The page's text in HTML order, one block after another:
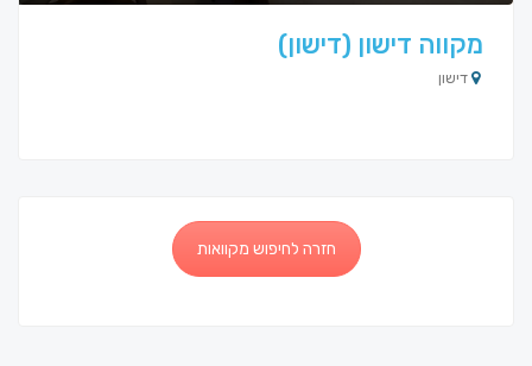
מקווה דישון (דישון)
דישון
חזרה לחיפוש מקוואות